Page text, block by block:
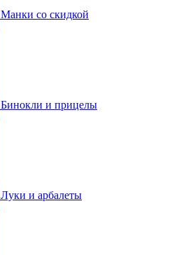
Манки со скидкой
Бинокли и прицелы
Луки и арбалеты